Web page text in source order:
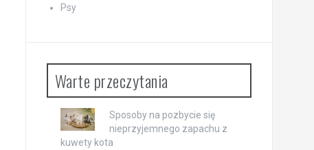
Psy
Warte przeczytania
Sposoby na pozbycie się
nieprzyjemnego zapachu z
kuwety kota